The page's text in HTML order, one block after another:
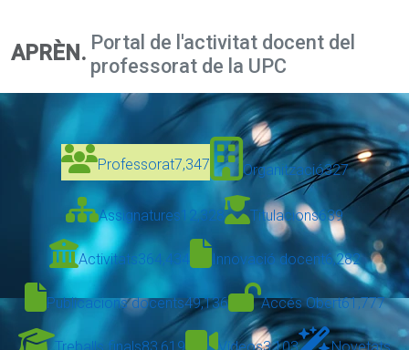
APRÈN. Portal de l'activitat docent del
professorat de la UPC
Professorat7,347 Organització327
Assignatures12,328 Titulacions639
Activitats364,434 Innovació docent6,282
Publicacions docents49,136 Accés Obert61,777